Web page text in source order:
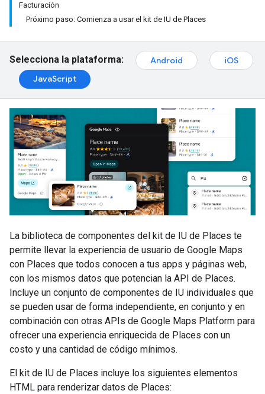
Facturación
Próximo paso: Comienza a usar el kit de IU de Places
Selecciona la plataforma: Android
iOS
JavaScript
La biblioteca de componentes del kit de IU de Places te
permite llevar la experiencia de usuario de Google Maps
con Places que todos conocen a tus apps y páginas web,
con los mismos datos que potencian la API de Places.
Incluye un conjunto de componentes de IU individuales que
se pueden usar de forma independiente, en conjunto y en
combinación con otras APIs de Google Maps Platform para
ofrecer una experiencia enriquecida de Places con un
costo y una cantidad de código mínimos.
El kit de IU de Places incluye los siguientes elementos
HTML para renderizar datos de Places: